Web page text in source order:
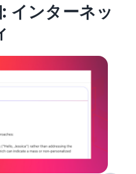
インターネッ